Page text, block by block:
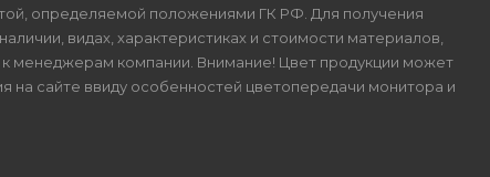
определяемой положениями ГК РФ. Для получения
видах, характеристиках и стоимости материалов,
менеджерам компании. Внимание! Цвет продукции может
на сайте ввиду особенностей цветопередачи монитора и